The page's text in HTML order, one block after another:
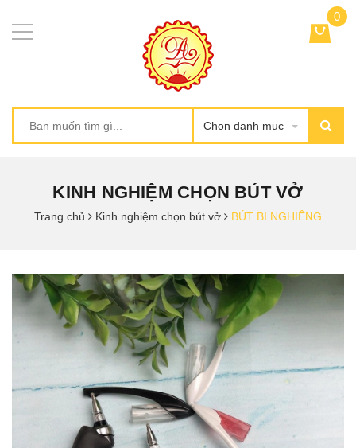
Chọn danh mục
0
KINH NGHIỆM CHỌN BÚT VỞ
Trang chủ Kinh nghiệm chọn bút vở BÚT BI NGHIÊNG